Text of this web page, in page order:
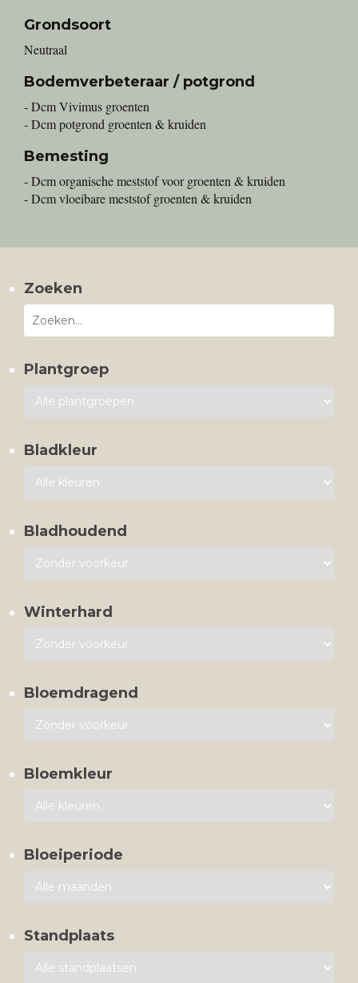
Grondsoort
Neutraal
Bodemverbeteraar / potgrond
- Dcm Vivimus groenten
- Dcm potgrond groenten & kruiden
Bemesting
- Dcm organische meststof voor groenten & kruiden
- Dcm vloeibare meststof groenten & kruiden
Zoeken
Plantgroep
Bladkleur
Bladhoudend
Winterhard
Bloemdragend
Bloemkleur
Bloeiperiode
Standplaats